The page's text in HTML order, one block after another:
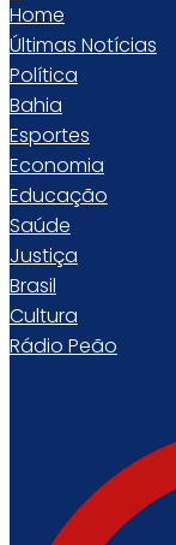
Home
Últimas Notícias
Política
Bahia
Esportes
Economia
Educação
Saúde
Justiça
Brasil
Cultura
Rádio Peão